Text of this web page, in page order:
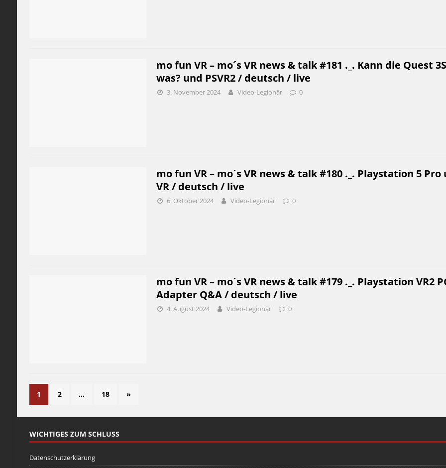
mo fun VR – mo´s VR news & talk #181 ._. Kann die Quest 3S
was? und PSVR2 / deutsch / live
3. November 2024 Video-Legionär 0
mo fun VR – mo´s VR news & talk #180 ._. Playstation 5 Pro
VR / deutsch / live
6. Oktober 2024 Video-Legionär 0
mo fun VR – mo´s VR news & talk #179 ._. Playstation VR2
Adapter Q&A / deutsch / live
4. August 2024 Video-Legionär 0
1 2 … 18 »
WICHTIGES ZUM SCHLUSS
Datenschutzerklärung